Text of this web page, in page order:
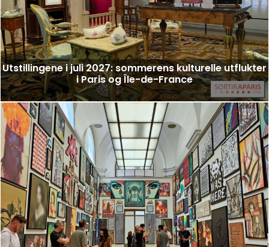
Utstillingene i juli 2027: sommerens kulturelle utflukter
i Paris og Île-de-France